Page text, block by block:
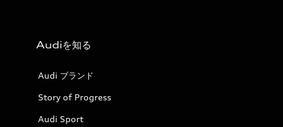
Audiを知る
Audi ブランド
Story of Progress
Audi Sport